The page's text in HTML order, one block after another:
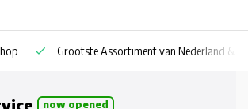
Grootste Assortiment van Nederland &
now opened